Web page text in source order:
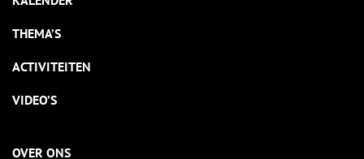
THEMA’S
ACTIVITEITEN
VIDEO’S
OVER ONS